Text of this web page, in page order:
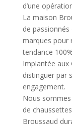
d’une
La maison
de
marques pour
tendance
Implantée aux
distinguer par
engagement.
Nous
de
Broussaud